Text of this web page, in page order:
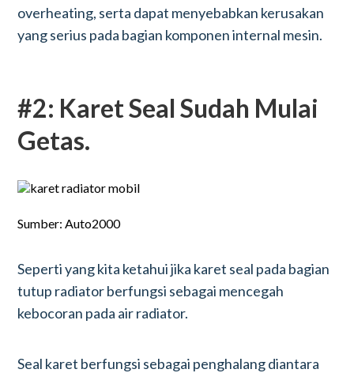
overheating, serta dapat menyebabkan kerusakan
yang serius pada bagian komponen internal mesin.
#2: Karet Seal Sudah Mulai
Getas.
Sumber: Auto2000
Seperti yang kita ketahui jika karet seal pada bagian
tutup radiator berfungsi sebagai mencegah
kebocoran pada air radiator.
Seal karet berfungsi sebagai penghalang diantara